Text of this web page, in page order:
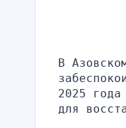
В
2025
для